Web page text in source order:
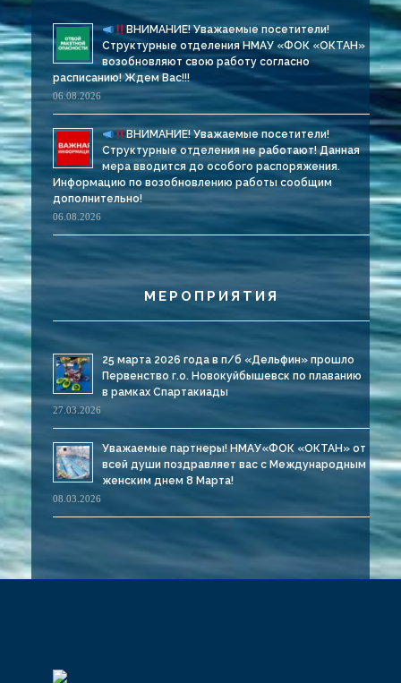
ВНИМАНИЕ! Уважаемые посетители!
Структурные отделения НМАУ «ФОК «ОКТАН»
возобновляют свою работу согласно
расписанию! Ждем Вас!!!
06.08.2026
ВНИМАНИЕ! Уважаемые посетители!
Структурные отделения не работают! Данная
мера вводится до особого распоряжения.
Информацию по возобновлению работы сообщим
дополнительно!
06.08.2026
МЕРОПРИЯТИЯ
25 марта 2026 года в п/б «Дельфин» прошло
Первенство г.о. Новокуйбышевск по плаванию
в рамках Спартакиады
27.03.2026
Уважаемые партнеры! НМАУ«ФОК «ОКТАН» от
всей души поздравляет вас с Международным
женским днем 8 Марта!
08.03.2026